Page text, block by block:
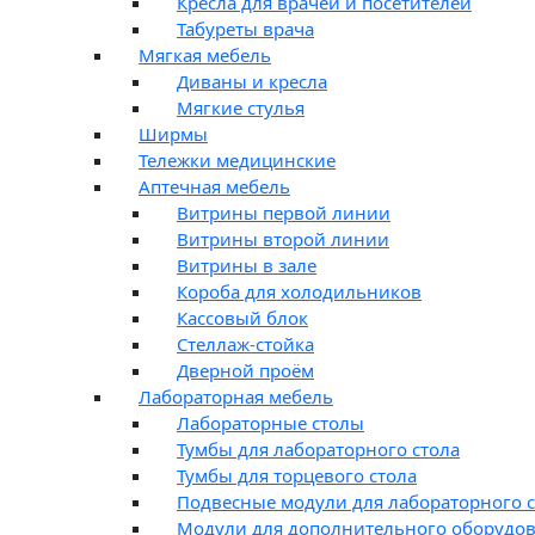
Табуреты врача
Мягкая мебель
Диваны и кресла
Мягкие стулья
Ширмы
Тележки медицинские
Аптечная мебель
Витрины первой линии
Витрины второй линии
Витрины в зале
Короба для холодильников
Кассовый блок
Стеллаж-стойка
Дверной проём
Лабораторная мебель
Лабораторные столы
Тумбы для лабораторного стола
Тумбы для торцевого стола
Подвесные модули для лабораторного
Модули для дополнительного